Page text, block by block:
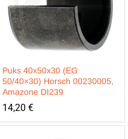
Puks 40x50x30 (EG
50/40×30) Horsch 00230005,
Amazone DI239
14,20 €